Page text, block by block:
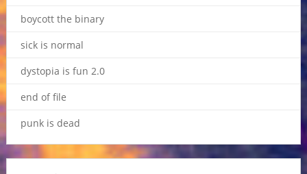
boycott the binary
sick is normal
dystopia is fun 2.0
end of file
punk is dead